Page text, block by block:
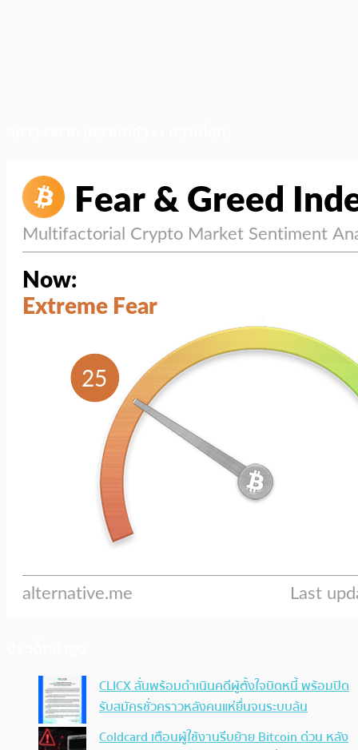
CLICX ลั่นพร้อมดำเนินคดีผู้ตั้งใจบิดหนี้ พร้อมปิด
รับสมัครชั่วคราวหลังคนแห่ยื่นจนระบบล้น
Coldcard เตือนผู้ใช้งานรีบย้าย Bitcoin ด่วน หลัง